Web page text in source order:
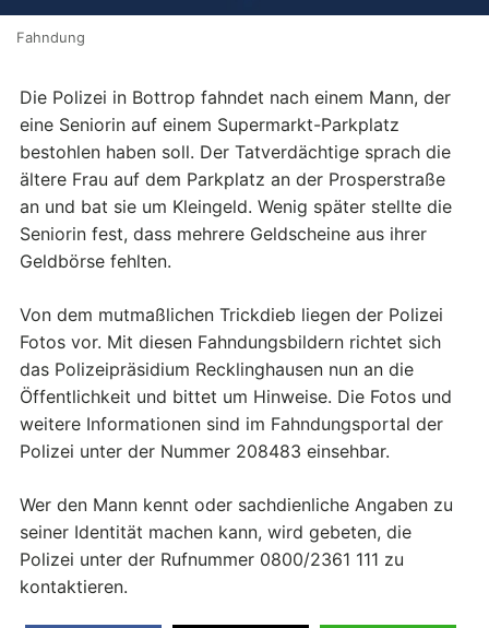
Fahndung
Die Polizei in Bottrop fahndet nach einem Mann, der
eine Seniorin auf einem Supermarkt-Parkplatz
bestohlen haben soll. Der Tatverdächtige sprach die
ältere Frau auf dem Parkplatz an der Prosperstraße
an und bat sie um Kleingeld. Wenig später stellte die
Seniorin fest, dass mehrere Geldscheine aus ihrer
Geldbörse fehlten.
Von dem mutmaßlichen Trickdieb liegen der Polizei
Fotos vor. Mit diesen Fahndungsbildern richtet sich
das Polizeipräsidium Recklinghausen nun an die
Öffentlichkeit und bittet um Hinweise. Die Fotos und
weitere Informationen sind im Fahndungsportal der
Polizei unter der Nummer 208483 einsehbar.
Wer den Mann kennt oder sachdienliche Angaben zu
seiner Identität machen kann, wird gebeten, die
Polizei unter der Rufnummer 0800/2361 111 zu
kontaktieren.